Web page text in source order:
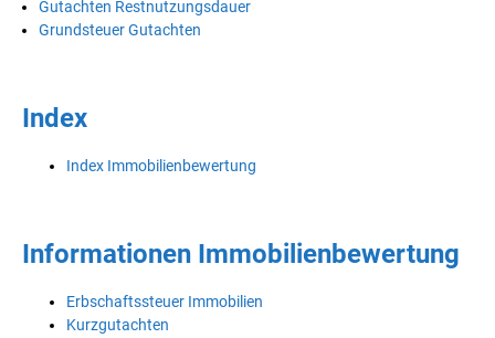
Gutachten Restnutzungsdauer
Grundsteuer Gutachten
Index
Index Immobilienbewertung
Informationen Immobilienbewertung
Erbschaftssteuer Immobilien
Kurzgutachten